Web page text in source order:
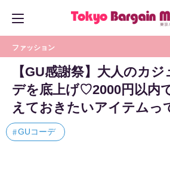
ファッション
【GU感謝祭】大人のカ
デを底上げ♡2000円以内
えておきたいアイテムっ
GUコーデ